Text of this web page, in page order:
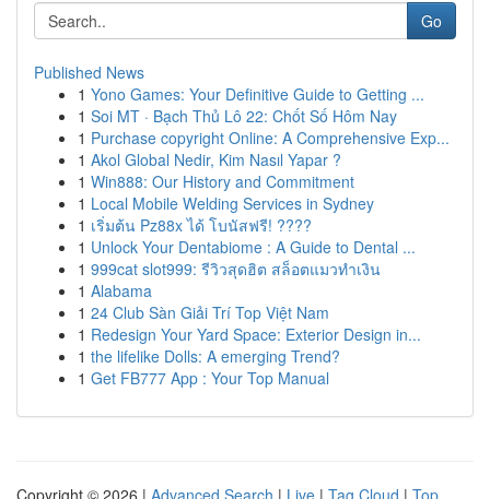
Go
Published News
1 Yono Games: Your Definitive Guide to Getting ...
1 Soi MT · Bạch Thủ Lô 22: Chốt Số Hôm Nay
1 Purchase copyright Online: A Comprehensive Exp...
1 Akol Global Nedir, Kim Nasıl Yapar ?
1 Win888: Our History and Commitment
1 Local Mobile Welding Services in Sydney
1 เริ่มต้น Pz88x ได้ โบนัสฟรี! ????
1 Unlock Your Dentabiome : A Guide to Dental ...
1 999cat slot999: รีวิวสุดฮิต สล็อตแมวทำเงิน
1 Alabama
1 24 Club Sàn Giải Trí Top Việt Nam
1 Redesign Your Yard Space: Exterior Design in...
1 the lifelike Dolls: A emerging Trend?
1 Get FB777 App : Your Top Manual
Copyright © 2026 | Advanced Search | Live | Tag Cloud | Top